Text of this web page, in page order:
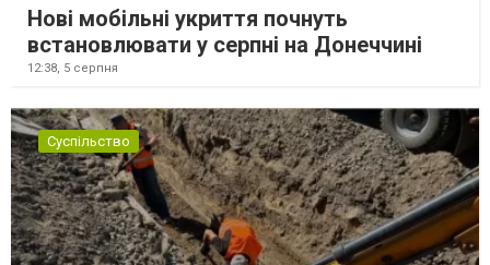
Нові мобільні укриття почнуть
встановлювати у серпні на Донеччині
12:38, 5 серпня
Суспільство